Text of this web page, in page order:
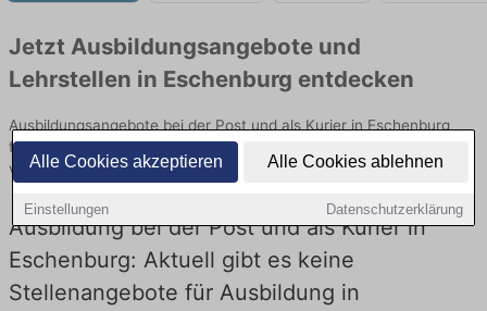
Alle Cookies akzeptieren Alle Cookies ablehnen
Einstellungen Datenschutzerklärung
Jetzt Ausbildungsangebote und
Lehrstellen in Eschenburg entdecken
Ausbildungsangebote bei der Post und als Kurier in Eschenburg
finden Sie von namhaften Firmen. Entdecken Sie freie Optionen
von Top-Arbeitgebern und bewerben Sie sich noch heute.
Ausbildung bei der Post und als Kurier in
Eschenburg: Aktuell gibt es keine
Stellenangebote für Ausbildung in